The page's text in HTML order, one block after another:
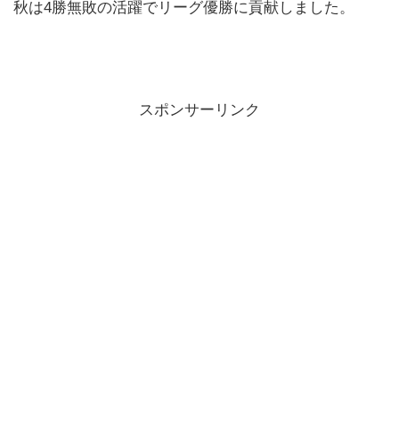
秋は4勝無敗の活躍でリーグ優勝に貢献しました。
スポンサーリンク